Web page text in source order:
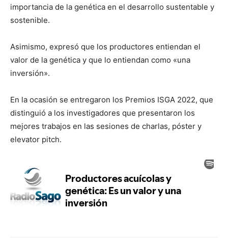
importancia de la genética en el desarrollo sustentable y
sostenible.
Asimismo, expresó que los productores entiendan el
valor de la genética y que lo entiendan como «una
inversión».
En la ocasión se entregaron los Premios ISGA 2022, que
distinguió a los investigadores que presentaron los
mejores trabajos en las sesiones de charlas, póster y
elevator pitch.